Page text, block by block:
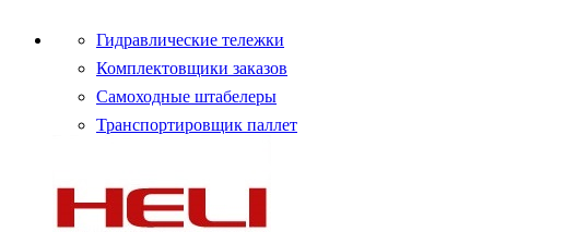
Гидравлические тележки
Комплектовщики заказов
Самоходные штабелеры
Транспортировщик паллет